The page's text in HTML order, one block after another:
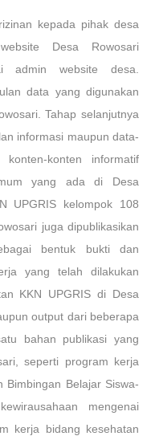
kepada pihak desa
Desa Rowosari
admin website desa.
data yang digunakan
Tahap selanjutnya
informasi maupun data-
konten informatif
yang ada di Desa
UPGRIS kelompok 108
juga dipublikasikan
bentuk bukti dan
yang telah dilakukan
KKN UPGRIS di Desa
output dari beberapa
bahan publikasi yang
seperti program kerja
Bimbingan Belajar Siswa-
mengenai
kerja bidang kesehatan